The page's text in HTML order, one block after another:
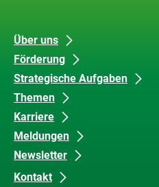
Unsere
Inhalte
Über uns
Förderung
Strategische Aufgaben
Themen
Karriere
Meldungen
Newsletter
Datenschutz
und
Barrierefreiheit
Kontakt